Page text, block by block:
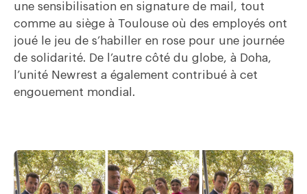
une sensibilisation en signature de mail, tout
comme au siège à Toulouse où des employés ont
joué le jeu de s’habiller en rose pour une journée
de solidarité. De l’autre côté du globe, à Doha,
l’unité Newrest a également contribué à cet
engouement mondial.